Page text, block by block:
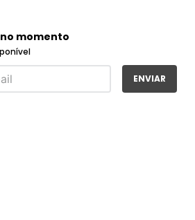
momento
ENVIAR